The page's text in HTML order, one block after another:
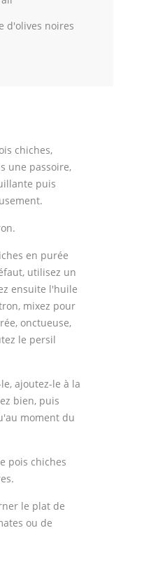
d'olives noires
chiches,
une passoire,
puis
en purée
utilisez un
ensuite l'huile
mixez pour
onctueuse,
le persil
ajoutez-le à la
bien, puis
moment du
pois chiches
le plat de
ou de